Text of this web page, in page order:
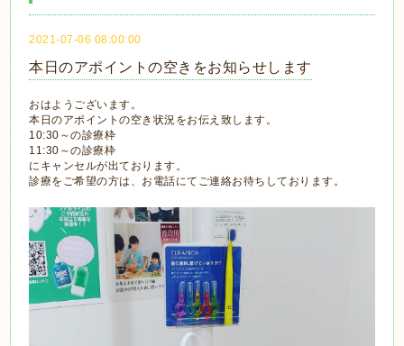
2021-07-06 08:00:00
本日のアポイントの空きをお知らせします
おはようございます。
本日のアポイントの空き状況をお伝え致します。
10:30～の診療枠
11:30～の診療枠
にキャンセルが出ております。
診療をご希望の方は、お電話にてご連絡お待ちしております。